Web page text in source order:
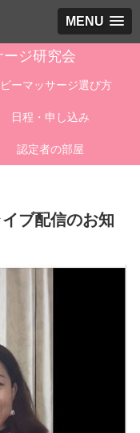
MENU
ジ研究会
ーマッサージ選び方
日程・申し込み
認定者の部屋
ブ配信のお知